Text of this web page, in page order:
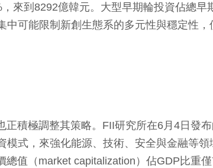
來到8292億韓元。大型早期輪投資佔總
中可能限制新創生態系的多元性與穩定性
正積極調整其策略。FII研究所在6月4日發
模式，來強化能源、技術、安全與金融等
總值（market capitalization）佔GDP比重